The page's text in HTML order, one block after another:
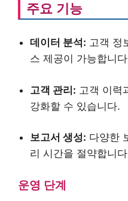
주요 기능
데이터 분석: 고객 정
스 제공이 가능합니
고객 관리: 고객 이력
강화할 수 있습니다.
보고서 생성: 다양한
리 시간을 절약합니
운영 단계